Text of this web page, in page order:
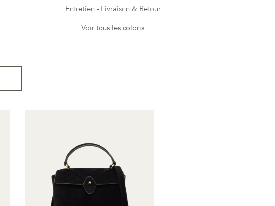
Entretien
Livraison & Retour
Voir tous les coloris